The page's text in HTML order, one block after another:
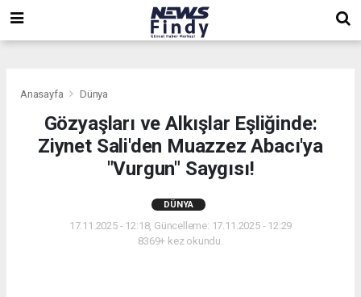
Anasayfa Dünya
Gözyaşları ve Alkışlar Eşliğinde:
Ziynet Sali'den Muazzez Abacı'ya
"Vurgun" Saygısı!
DÜNYA
17.11.2025 - 12:18, Güncelleme: 17.11.2025 - 12:29
8369+ kez okundu.